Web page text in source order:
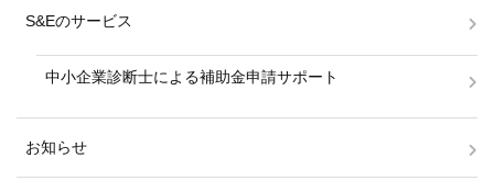
S&Eのサービス
中小企業診断士による補助金申請サポート
お知らせ